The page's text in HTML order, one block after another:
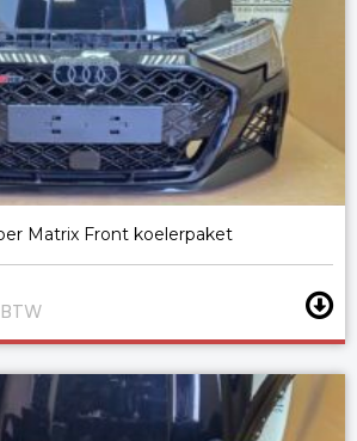
Matrix Front koelerpaket